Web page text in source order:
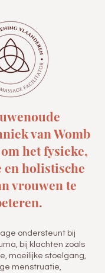
van Womb
het fysieke,
en holistische
vrouwen te
ondersteunt bij
bij klachten zoals
moeilijke stoelgang,
menstruatie,